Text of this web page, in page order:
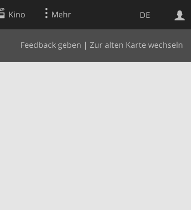
DE
Kino Mehr
Feedback geben | Zur alten Karte wechseln
Websuche